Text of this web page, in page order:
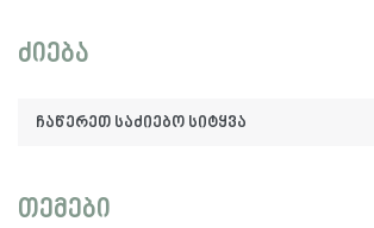
ძიება
ჩაწერეთ
თემები